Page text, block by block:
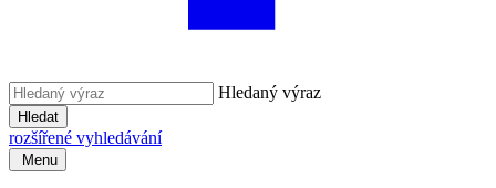
Hledaný výraz
Hledat
rozšířené vyhledávání
Menu